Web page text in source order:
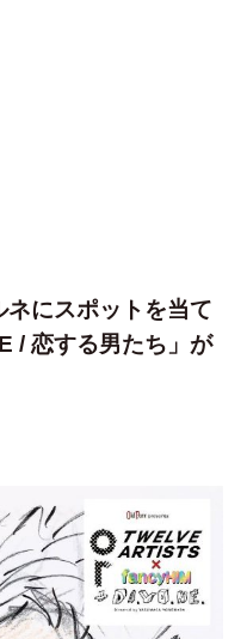
にスポットを当て
/ 恋する男たち」が